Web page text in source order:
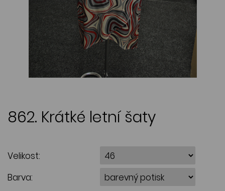
862. Krátké letní šaty
Velikost:
Barva: